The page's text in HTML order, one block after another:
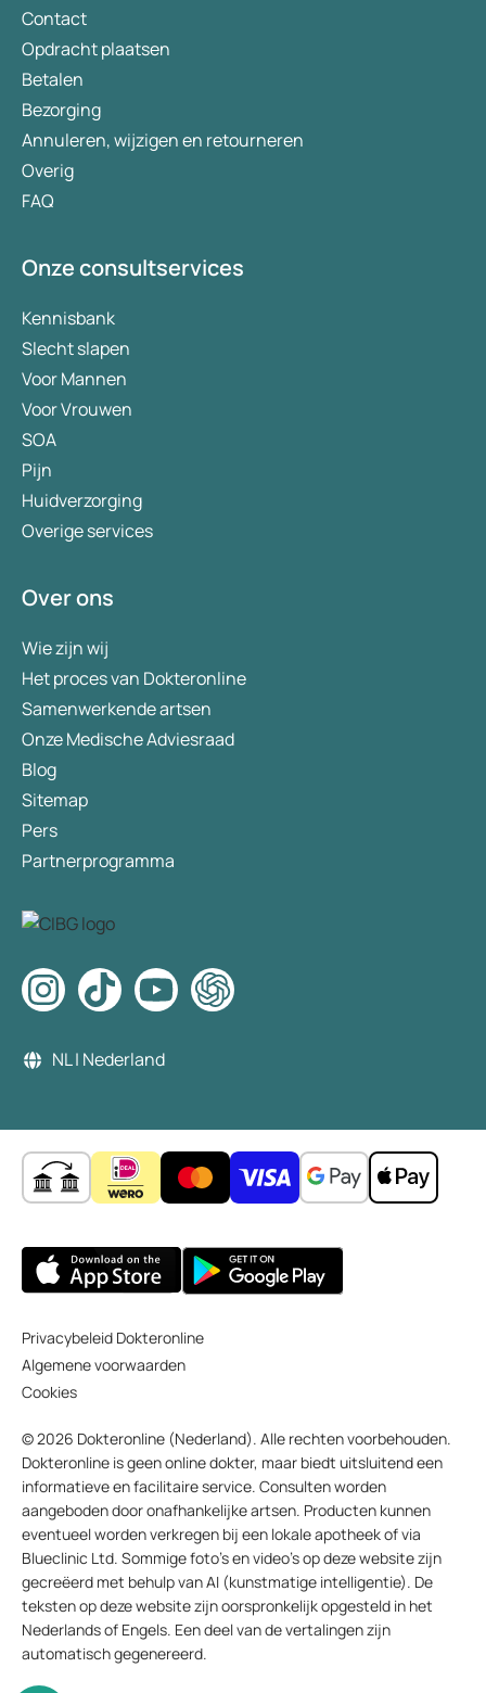
Contact
Opdracht plaatsen
Betalen
Bezorging
Annuleren, wijzigen en retourneren
Overig
FAQ
Onze consultservices
Kennisbank
Slecht slapen
Voor Mannen
Voor Vrouwen
SOA
Pijn
Huidverzorging
Overige services
Over ons
Wie zijn wij
Het proces van Dokteronline
Samenwerkende artsen
Onze Medische Adviesraad
Blog
Sitemap
Pers
Partnerprogramma
NL | Nederland
Privacybeleid Dokteronline
Algemene voorwaarden
Cookies
© 2026 Dokteronline (Nederland). Alle rechten voorbehouden.
Dokteronline is geen online dokter, maar biedt uitsluitend een
informatieve en facilitaire service. Consulten worden
aangeboden door onafhankelijke artsen. Producten kunnen
eventueel worden verkregen bij een lokale apotheek of via
Blueclinic Ltd. Sommige foto’s en video’s op deze website zijn
gecreëerd met behulp van AI (kunstmatige intelligentie). De
teksten op deze website zijn oorspronkelijk opgesteld in het
Nederlands of Engels. Een deel van de vertalingen zijn
automatisch gegenereerd.